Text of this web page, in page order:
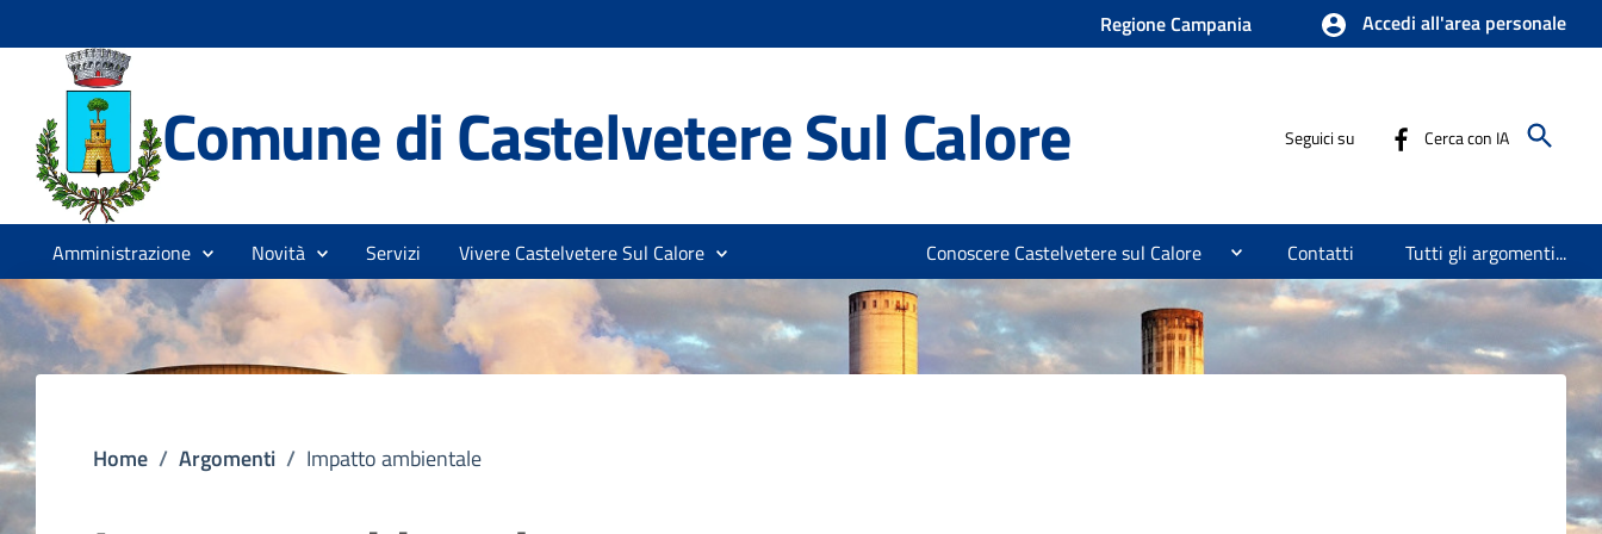
Regione Campania Accedi all'area personale
Comune di Castelvetere Sul Calore Seguici su Cerca con IA
Amministrazione Novità Servizi Vivere Castelvetere Sul Calore Conoscere Castelvetere sul Calore Contatti Tutti gli argomenti...
Home / Argomenti / Impatto ambientale